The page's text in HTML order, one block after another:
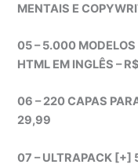
MENTAIS E
05 – 5.000 MODELOS
HTML EM INGLÊS –
06 – 220 CAPAS
29,99
07 – ULTRAPACK [+]